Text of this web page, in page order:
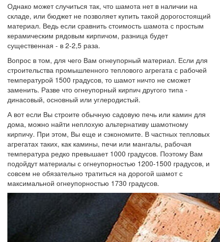
Однако может случиться так, что шамота нет в наличии на
складе, или бюджет не позволяет купить такой дорогостоящий
материал. Ведь если сравнить стоимость шамота с простым
керамическим рядовым кирпичом, разница будет
существенная - в 2-2,5 раза.
Вопрос в том, для чего Вам огнеупорный материал. Если для
строительства промышленного теплового агрегата с рабочей
температурой 1500 градусов, то шамот ничто не сможет
заменить. Разве что огнеупорный кирпич другого типа -
динасовый, основный или углеродистый.
А вот если Вы строите обычную садовую печь или камин для
дома, можно найти неплохую альтернативу шамотному
кирпичу. При этом, Вы еще и сэкономите. В частных тепловых
агрегатах таких, как камины, печи или мангалы, рабочая
температура редко превышает 1000 градусов. Поэтому Вам
подойдут материалы с огнеупорностью 1200-1500 градусов, и
совсем не обязательно тратиться на дорогой шамот с
максимальной огнеупорностью 1730 градусов.